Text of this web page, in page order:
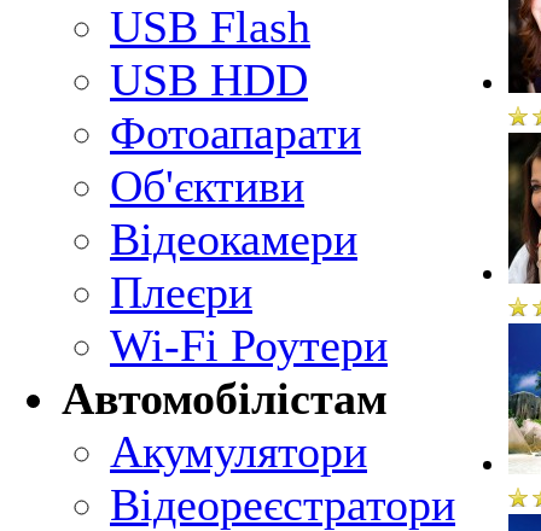
USB Flash
USB HDD
Фотоапарати
Об'єктиви
Відеокамери
Плеєри
Wi-Fi Роутери
Автомобілістам
Акумулятори
Відеореєстратори